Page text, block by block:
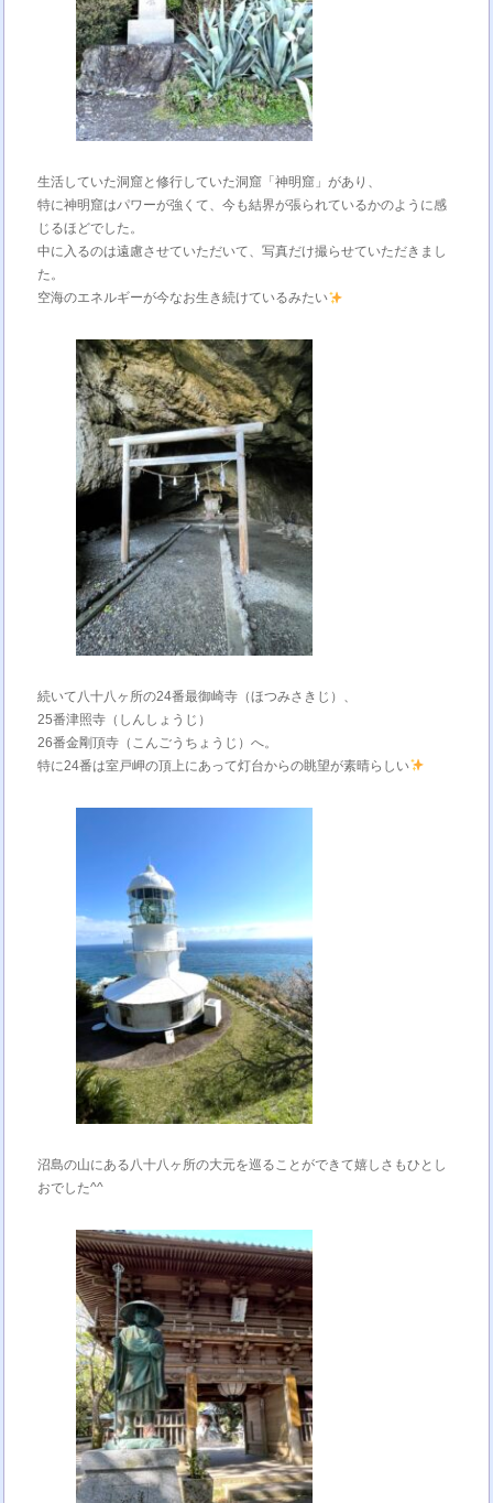
生活していた洞窟と修行していた洞窟「神明窟」があり、
特に神明窟はパワーが強くて、今も結界が張られているかのように感
じるほどでした。
中に入るのは遠慮させていただいて、写真だけ撮らせていただきまし
た。
空海のエネルギーが今なお生き続けているみたい
続いて八十八ヶ所の24番最御崎寺（ほつみさきじ）、
25番津照寺（しんしょうじ）
26番金剛頂寺（こんごうちょうじ）へ。
特に24番は室戸岬の頂上にあって灯台からの眺望が素晴らしい
沼島の山にある八十八ヶ所の大元を巡ることができて嬉しさもひとし
おでした^^